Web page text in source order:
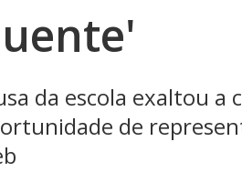
da escola exaltou a
de